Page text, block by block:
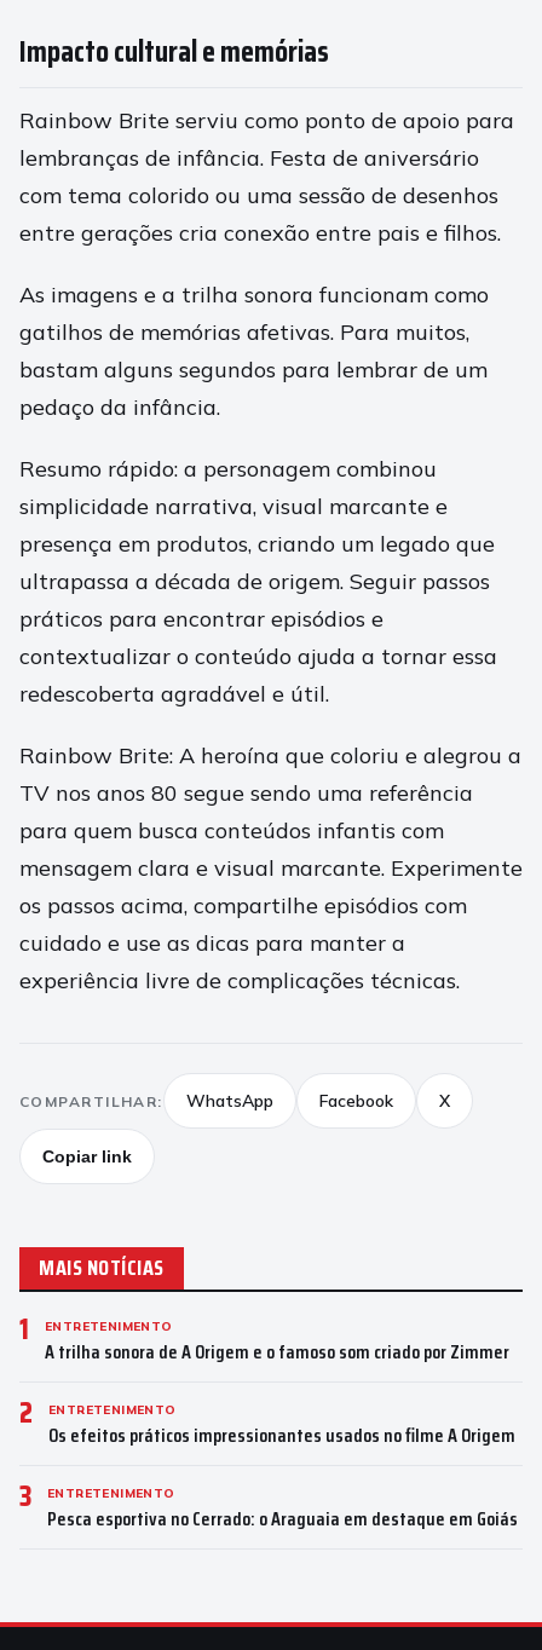
Impacto cultural e memórias
Rainbow Brite serviu como ponto de apoio para
lembranças de infância. Festa de aniversário
com tema colorido ou uma sessão de desenhos
entre gerações cria conexão entre pais e filhos.
As imagens e a trilha sonora funcionam como
gatilhos de memórias afetivas. Para muitos,
bastam alguns segundos para lembrar de um
pedaço da infância.
Resumo rápido: a personagem combinou
simplicidade narrativa, visual marcante e
presença em produtos, criando um legado que
ultrapassa a década de origem. Seguir passos
práticos para encontrar episódios e
contextualizar o conteúdo ajuda a tornar essa
redescoberta agradável e útil.
Rainbow Brite: A heroína que coloriu e alegrou a
TV nos anos 80 segue sendo uma referência
para quem busca conteúdos infantis com
mensagem clara e visual marcante. Experimente
os passos acima, compartilhe episódios com
cuidado e use as dicas para manter a
experiência livre de complicações técnicas.
COMPARTILHAR: WhatsApp Facebook X
Copiar link
MAIS NOTÍCIAS
1 ENTRETENIMENTO
A trilha sonora de A Origem e o famoso som criado por Zimmer
2 ENTRETENIMENTO
Os efeitos práticos impressionantes usados no filme A Origem
3 ENTRETENIMENTO
Pesca esportiva no Cerrado: o Araguaia em destaque em Goiás